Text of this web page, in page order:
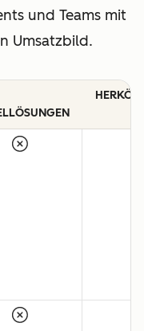
und Teams mit
Umsatzbild.